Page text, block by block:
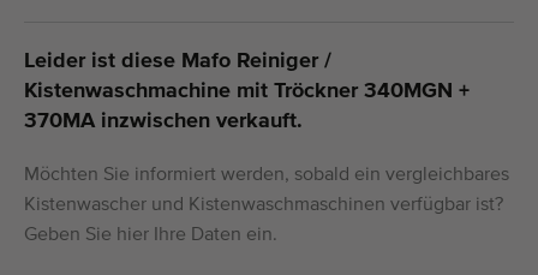
Leider ist diese Mafo Reiniger /
Kistenwaschmachine mit Tröckner 340MGN +
370MA inzwischen verkauft.
Möchten Sie informiert werden, sobald ein vergleichbares
Kistenwascher und Kistenwaschmaschinen verfügbar ist?
Geben Sie hier Ihre Daten ein.